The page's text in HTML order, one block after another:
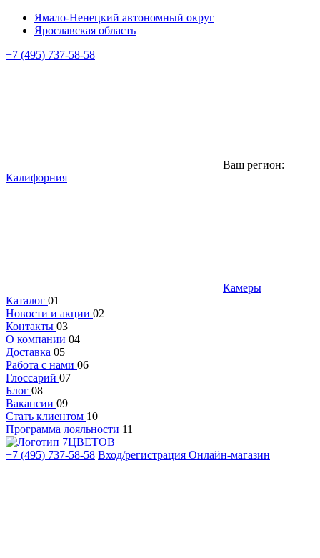
Ямало-Ненецкий автономный округ
Ярославская область
+7 (495) 737-58-58
Ваш регион:
Калифорния
Камеры
Каталог 01
Новости и акции 02
Контакты 03
О компании 04
Доставка 05
Работа с нами 06
Глоссарий 07
Блог 08
Вакансии 09
Стать клиентом 10
Программа лояльности 11
+7 (495) 737-58-58 Вход/регистрация Онлайн-магазин